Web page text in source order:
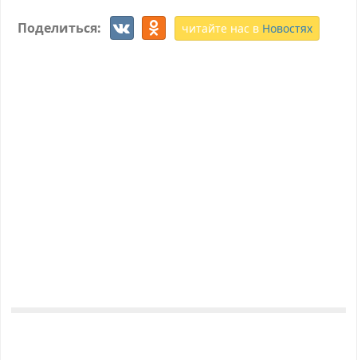
Поделиться: читайте нас в Новостях